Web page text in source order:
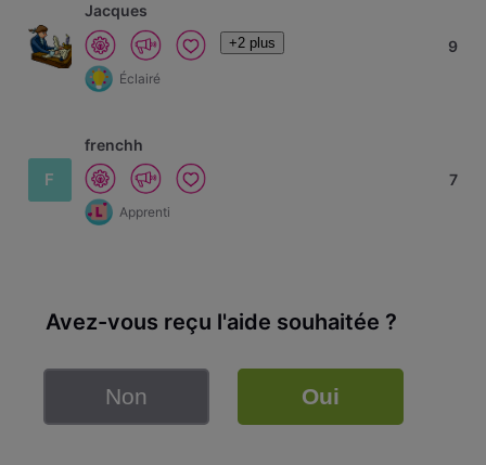
Jacques
+2 plus
Éclairé
9
F
frenchh
Apprenti
7
Avez-vous reçu l'aide souhaitée ?
Non Oui